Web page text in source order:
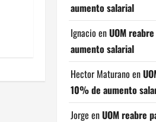
aumento salarial
Ignacio enUOM
aumento salarial
Hector Maturano en
10% de aumento
Jorge enUOM reabre